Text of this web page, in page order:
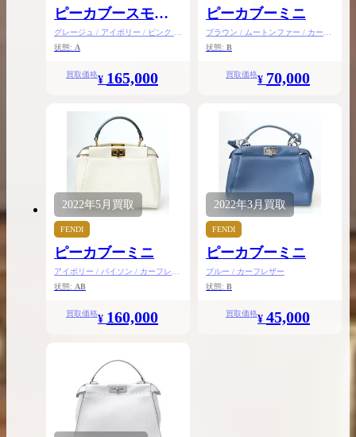
ピーカブースモー
ル
グレージュ / アイボリー / ピンク /
カーフレザー
状態: A
買取価格¥ 165,000
ピーカブーミニ
ブラウン / ムートンファー / カーフ
レザー
状態: B
買取価格¥ 70,000
2022年5月 買取
FENDI
ピーカブーミニ
アイボリー / パイソン / カーフレザ
ー
状態: AB
買取価格¥ 160,000
2022年3月買取
FENDI
ピーカブーミニ
ブルー / カーフレザー
状態: B
買取価格¥ 45,000